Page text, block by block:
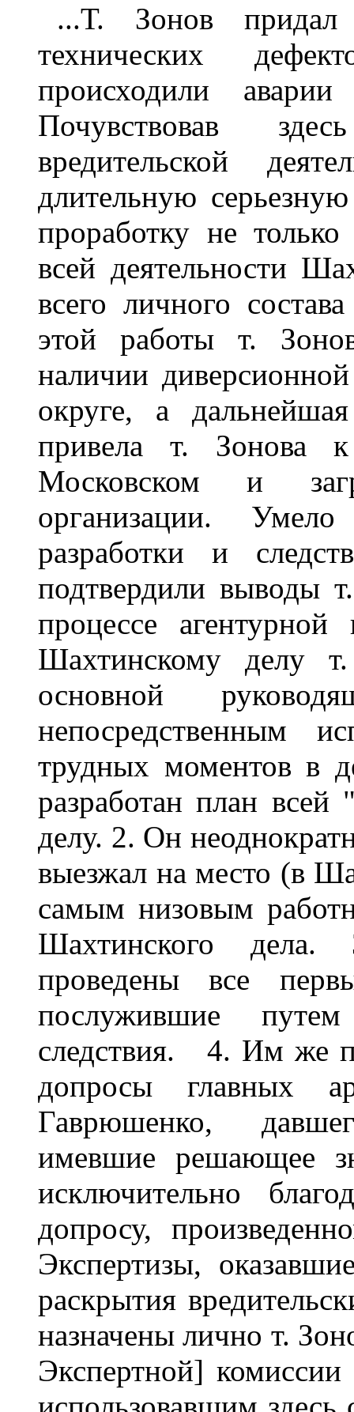
...Т. Зонов придал
технических
происходили
Почувствовав
вредительской
длительную
проработку не
всей деятельности
всего личного
этой работы т.
наличии
округе, а
привела т. Зонова
Московском и
организации.
разработки и
подтвердили выводы
процессе
Шахтинскому делу
основной
непосредственным
трудных моментов в
разработан план
делу. 2. Он
выезжал на место (в
самым низовым
Шахтинского
проведены все
послужившие
следствия. 4. Им же
допросы главных
Гаврюшенко,
имевшие решающее
исключительно
допросу,
Экспертизы,
раскрытия
назначены лично т.
Экспертной] комиссии